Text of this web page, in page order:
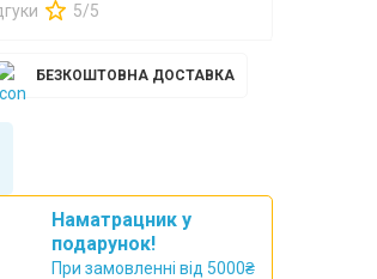
5/5
БЕЗКОШТОВНА ДОСТАВКА
Наматрацник у
подарунок!
При замовленні від 5000₴